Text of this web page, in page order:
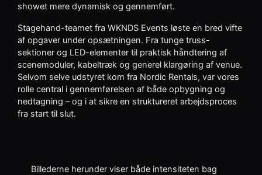
showet mere dynamisk og gennemført.
Stagehand-teamet fra WKNDS Events løste en bred vifte
af opgaver under opsætningen. Fra tunge truss-
sektioner og LED-elementer til praktisk håndtering af
scenemoduler, kabeltræk og generel klargøring af venue.
Selvom selve udstyret kom fra Nordic Rentals, var vores
rolle central i gennemførelsen af både opbygning og
nedtagning – og i at sikre en struktureret arbejdsproces
fra start til slut.
Billederne herunder viser både intensiteten bag